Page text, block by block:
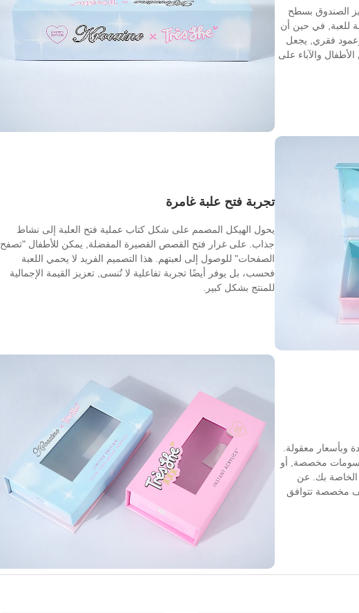
الصندوق بسطح
للعبة, في حين أن
فقري, يجعل
والآباء على
تجربة فتح علبة غامرة
يحول الهيكل المصمم على شكل كتاب عملية فتح العلبة إلى نشاط
جذاب. على غرار فتح القصص القصيرة المفضلة, يمكن للأطفال "تصفح
الصفحات" للوصول إلى لعبتهم. هذا التصميم الفريد لا يحمي اللعبة
فحسب، بل يوفر أيضًا تجربة تفاعلية لا تُنسى, تعزيز القيمة الإجمالية
للمنتج بشكل كبير.
وبأسعار معقولة.
رسومات مخصصة, أو
الخاصة بك. عن
مخصصة تتوافق